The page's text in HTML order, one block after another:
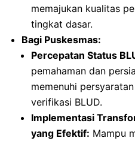
memajukan kualitas
tingkat dasar.
Bagi Puskesmas:
Percepatan Status
pemahaman dan
memenuhi
verifikasi BLUD.
Implementasi
yang Efektif: Mampu